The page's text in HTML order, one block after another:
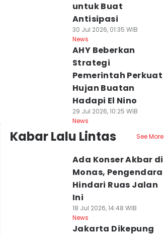
untuk Buat
Antisipasi
30 Jul 2026, 01:35 WIB
News
AHY Beberkan
Strategi
Pemerintah Perkuat
Hujan Buatan
Hadapi El Nino
29 Jul 2026, 10:25 WIB
News
Kabar Lalu Lintas See More
Ada Konser Akbar di
Monas, Pengendara
Hindari Ruas Jalan
Ini
18 Jul 2026, 14:48 WIB
News
Jakarta Dikepung